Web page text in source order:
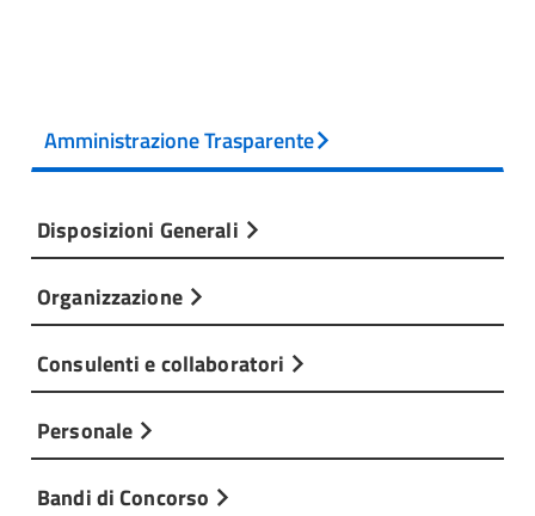
Amministrazione Trasparente
Disposizioni Generali
Organizzazione
Consulenti e collaboratori
Personale
Bandi di Concorso